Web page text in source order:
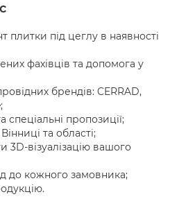
під цеглу в наявності
фахівців та допомога у
брендів: CERRAD,
спеціальні пропозиції;
та області;
3D-візуалізацію вашого
до кожного замовника;